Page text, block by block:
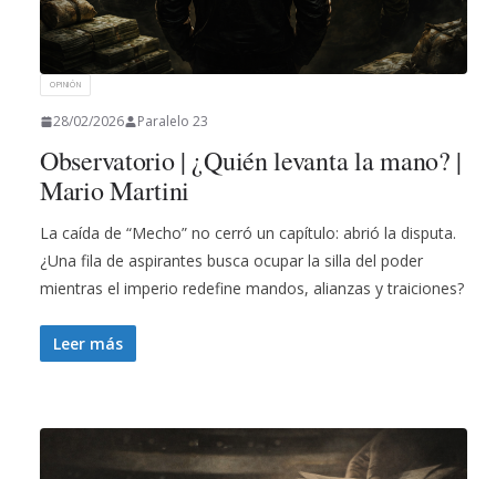
OPINIÓN
28/02/2026 Paralelo 23
Observatorio | ¿Quién levanta la mano? |
Mario Martini
La caída de “Mecho” no cerró un capítulo: abrió la disputa.
¿Una fila de aspirantes busca ocupar la silla del poder
mientras el imperio redefine mandos, alianzas y traiciones?
Leer más